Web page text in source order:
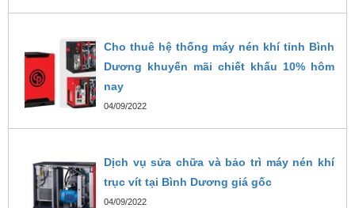
Cho thuê hệ thống máy nén khí tỉnh Bình
Dương khuyến mãi chiết khấu 10% hôm
nay
04/09/2022
Dịch vụ sửa chữa và bảo trì máy nén khí
trục vít tại Bình Dương giá gốc
04/09/2022